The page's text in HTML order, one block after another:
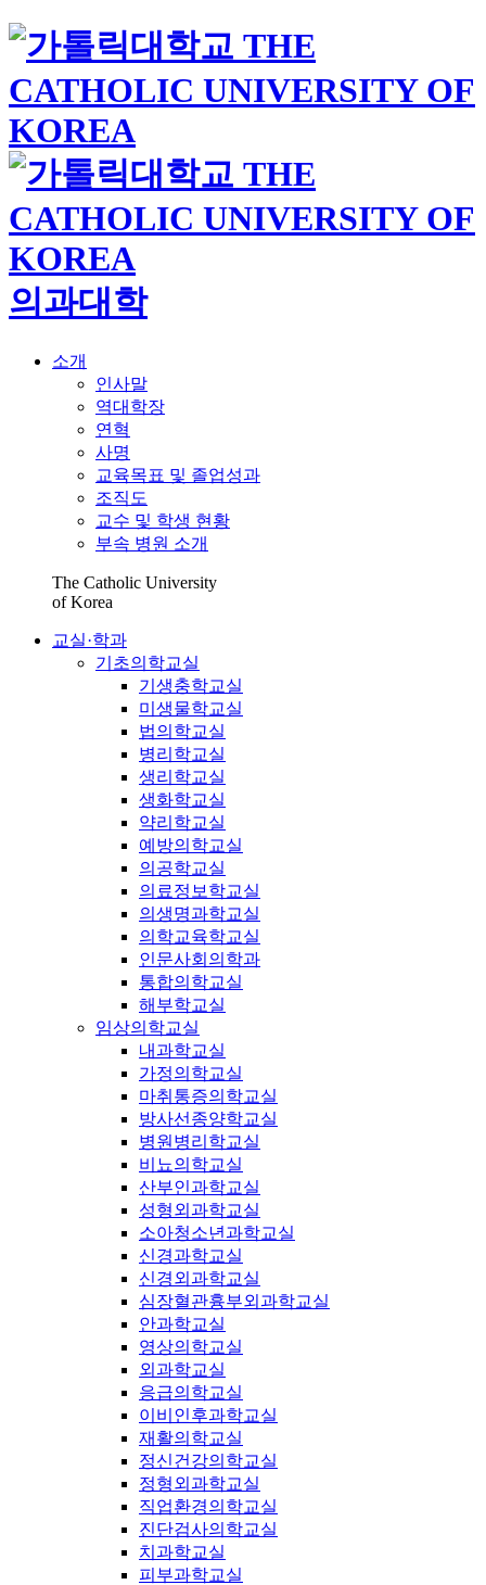
의과대학
소개
인사말
역대학장
연혁
사명
교육목표 및 졸업성과
조직도
교수 및 학생 현황
부속 병원 소개
The Catholic University
of Korea
교실·학과
기초의학교실
기생충학교실
미생물학교실
법의학교실
병리학교실
생리학교실
생화학교실
약리학교실
예방의학교실
의공학교실
의료정보학교실
의생명과학교실
의학교육학교실
인문사회의학과
통합의학교실
해부학교실
임상의학교실
내과학교실
가정의학교실
마취통증의학교실
방사선종양학교실
병원병리학교실
비뇨의학교실
산부인과학교실
성형외과학교실
소아청소년과학교실
신경과학교실
신경외과학교실
심장혈관흉부외과학교실
안과학교실
영상의학교실
외과학교실
응급의학교실
이비인후과학교실
재활의학교실
정신건강의학교실
정형외과학교실
직업환경의학교실
진단검사의학교실
치과학교실
피부과학교실